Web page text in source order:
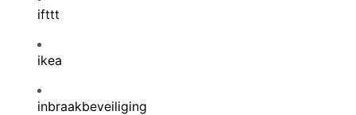
ifttt
ikea
inbraakbeveiliging